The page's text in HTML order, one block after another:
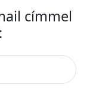
címmel